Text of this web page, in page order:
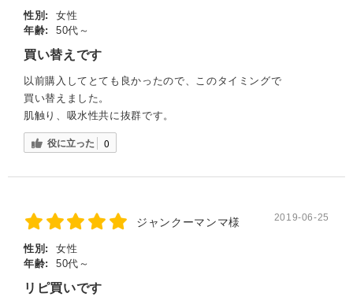
性別:
女性
年齢:
50代～
買い替えです
以前購入してとても良かったので、このタイミングで
買い替えました。
肌触り、吸水性共に抜群です。
役に立った 0
ジャンクーマンマ様 2019-06-25
性別:
女性
年齢:
50代～
リピ買いです